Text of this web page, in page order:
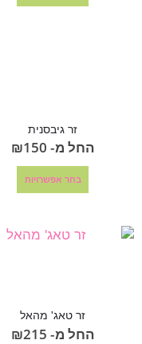
זר גיבסנית
החל מ- ₪150
בחר אפשרויות
זר טאג' מהאל
החל מ- ₪215